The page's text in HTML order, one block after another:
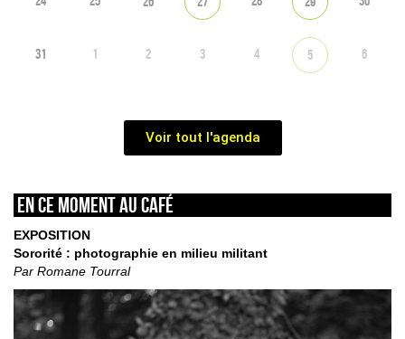
31 1 2 3 4 5 6
Voir tout l'agenda
En ce moment au café
EXPOSITION
Sororité : photographie en milieu militant
Par Romane Tourral